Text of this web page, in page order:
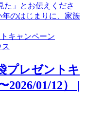
た」とお伝えくださ
のはじまりに、家族
プレゼントキ
2026/01/12） |